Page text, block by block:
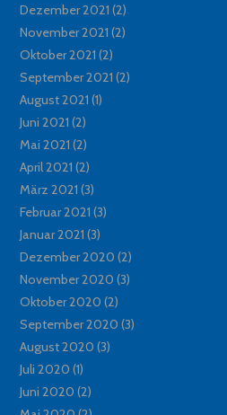
Dezember 2021 (2)
November 2021 (2)
Oktober 2021 (2)
September 2021 (2)
August 2021 (1)
Juni 2021 (2)
Mai 2021 (2)
April 2021 (2)
März 2021 (3)
Februar 2021 (3)
Januar 2021 (3)
Dezember 2020 (2)
November 2020 (3)
Oktober 2020 (2)
September 2020 (3)
August 2020 (3)
Juli 2020 (1)
Juni 2020 (2)